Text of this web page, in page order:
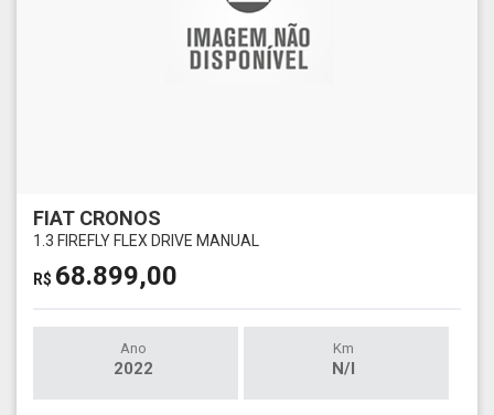
FIAT CRONOS
1.3 FIREFLY FLEX DRIVE MANUAL
R$ 68.899,00
Ano
2022
Km
N/I